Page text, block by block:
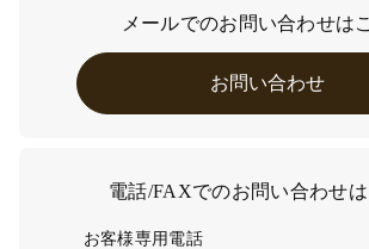
メールでのお問い合わせは
お問い合わせ
電話/FAXでのお問い合わせ
お客様専用電話